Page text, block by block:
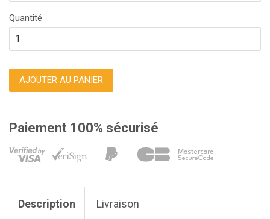
Quantité
AJOUTER AU PANIER
Paiement 100% sécurisé
Description Livraison